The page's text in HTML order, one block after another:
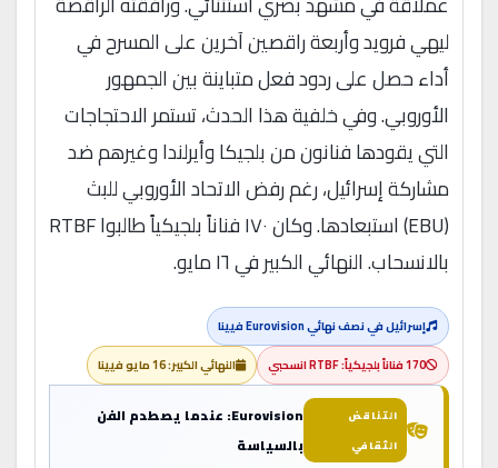
ليهي فرويد وأربعة راقصين آخرين على المسرح في
أداء حصل على ردود فعل متباينة بين الجمهور
الأوروبي. وفي خلفية هذا الحدث، تستمر الاحتجاجات
التي يقودها فنانون من بلجيكا وأيرلندا وغيرهم ضد
مشاركة إسرائيل، رغم رفض الاتحاد الأوروبي للبث
(EBU) استبعادها. وكان ١٧٠ فناناً بلجيكياً طالبوا RTBF
بالانسحاب. النهائي الكبير في ١٦ مايو.
إسرائيل في نصف نهائي Eurovision فيينا
170 فناناً بلجيكياً: RTBF انسحبي
النهائي الكبير: 16 مايو فيينا
التناقض
الثقافي
Eurovision: عندما يصطدم الفن
بالسياسة